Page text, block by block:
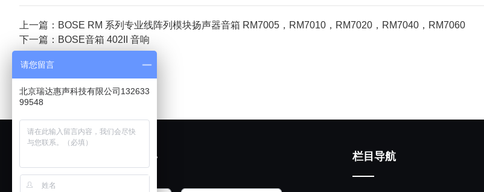
上一篇：BOSE RM 系列专业线阵列模块扬声器音箱 RM7005，RM7010，RM7020，RM7040，RM7060
下一篇：BOSE音箱 402II 音响
欢迎展厅试音 栏目导航
请您留言
北京瑞达惠声科技有限公司132633
99548